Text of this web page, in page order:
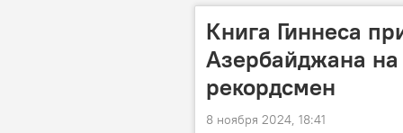
Книга Гиннеса
Азербайджана
рекордсмен
8 ноября 2024, 18:41